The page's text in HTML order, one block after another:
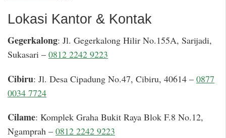
Lokasi Kantor & Kontak
Gegerkalong: Jl. Gegerkalong Hilir No.155A, Sarijadi,
Sukasari – 0812 2242 9223
Cibiru: Jl. Desa Cipadung No.47, Cibiru, 40614 – 0877
0034 7724
Cilame: Komplek Graha Bukit Raya Blok F.8 No.12,
Ngamprah – 0812 2242 9223